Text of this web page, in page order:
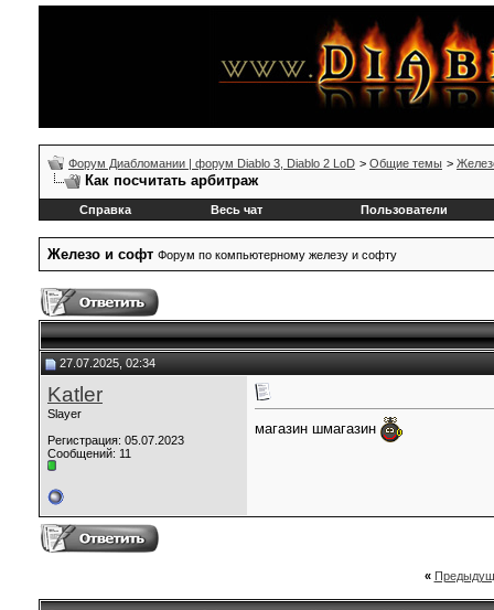
Форум Диабломании | форум Diablo 3, Diablo 2 LoD > Общие темы >
Как посчитать арбитраж
Справка Весь чат Пользователи
Железо и софт Форум по компьютерному железу и софту
27.07.2025, 02:34
Katler
Slayer
Регистрация: 05.07.2023
Сообщений: 11
магазин шмагазин
«